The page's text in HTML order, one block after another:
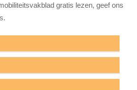
gratis lezen, geef ons